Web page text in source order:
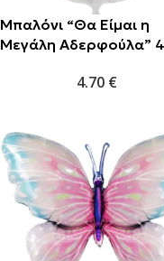
Μπαλόνι “Θα Είμαι η
Μεγάλη Αδερφούλα”
4.70 €